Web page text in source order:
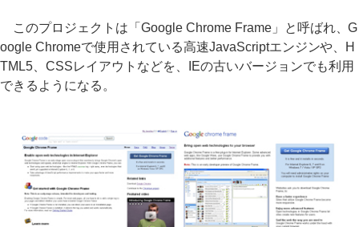
このプロジェクトは「Google Chrome Frame」と呼ばれ、G
oogle Chromeで使用されている高速JavaScriptエンジンや、H
TML5、CSSレイアウトなどを、IEの古いバージョンでも利用
できるようになる。